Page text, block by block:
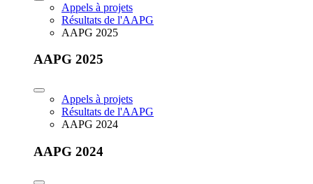
Appels à projets
Résultats de l'AAPG
AAPG 2025
AAPG 2025
Appels à projets
Résultats de l'AAPG
AAPG 2024
AAPG 2024